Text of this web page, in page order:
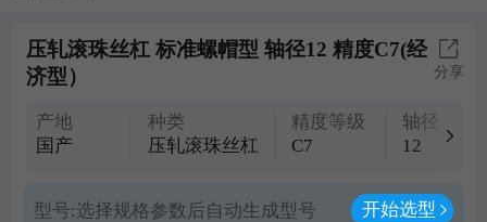
压轧滚珠丝杠 标准螺帽型 轴径12 精度C7(经
济型）
分享
产地
国产
种类
压轧滚珠丝杠
精度等级
C7
轴径
12
型号:选择规格参数后自动生成型号 开始选型